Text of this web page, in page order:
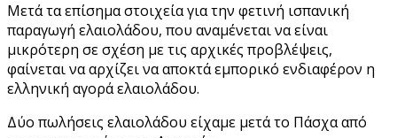
Μετά τα επίσημα στοιχεία για την φετινή ισπανική
παραγωγή ελαιολάδου, που αναμένεται να είναι
μικρότερη σε σχέση με τις αρχικές προβλέψεις,
φαίνεται να αρχίζει να αποκτά εμπορικό ενδιαφέρον η
ελληνική αγορά ελαιολάδου.
Δύο πωλήσεις ελαιολάδου είχαμε μετά το Πάσχα από